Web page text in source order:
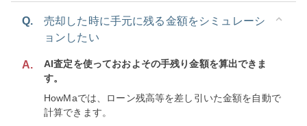
Q.
売却した時に手元に残る金額をシミュレーシ
ョンしたい
A.
AI査定を使っておおよその手残り金額を算出できま
す。
HowMaでは、ローン残高等を差し引いた金額を自動で
計算できます。